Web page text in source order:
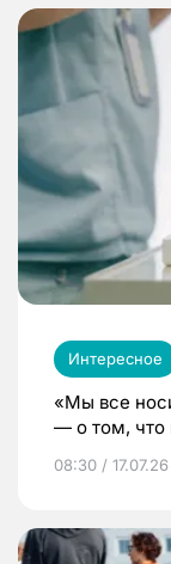
Интересное
«Мы все
— о том, что
08:30 / 17.07.26